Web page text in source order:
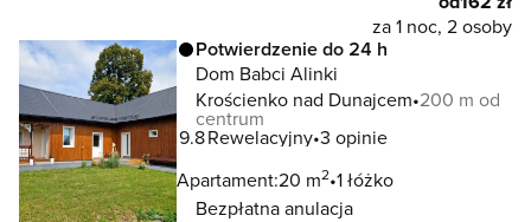
za 1 noc, 2 osoby
Potwierdzenie do 24 h
Dom Babci Alinki
Krościenko nad Dunajcem 200 m od
centrum
9.8Rewelacyjny 3 opinie
Apartament:20 m2 1 łóżko
Bezpłatna anulacja